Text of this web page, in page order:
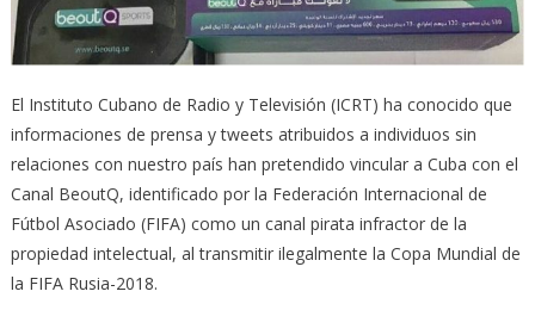
El Instituto Cubano de Radio y Televisión (ICRT) ha conocido que
informaciones de prensa y tweets atribuidos a individuos sin
relaciones con nuestro país han pretendido vincular a Cuba con el
Canal BeoutQ, identificado por la Federación Internacional de
Fútbol Asociado (FIFA) como un canal pirata infractor de la
propiedad intelectual, al transmitir ilegalmente la Copa Mundial de
la FIFA Rusia-2018.